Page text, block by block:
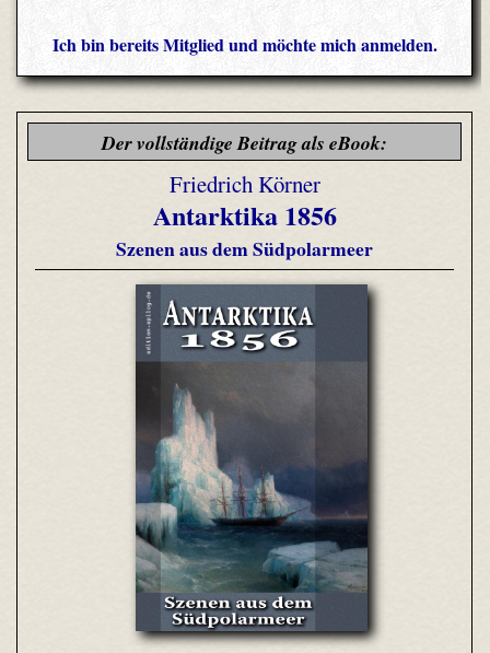
Ich bin bereits Mitglied und möchte mich anmelden.
Der vollständige Beitrag als eBook:
Friedrich Körner
Antarktika 1856
Szenen aus dem Südpolarmeer